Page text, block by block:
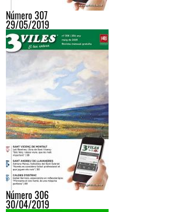
Número 307
29/05/2019
Número 306
30/04/2019